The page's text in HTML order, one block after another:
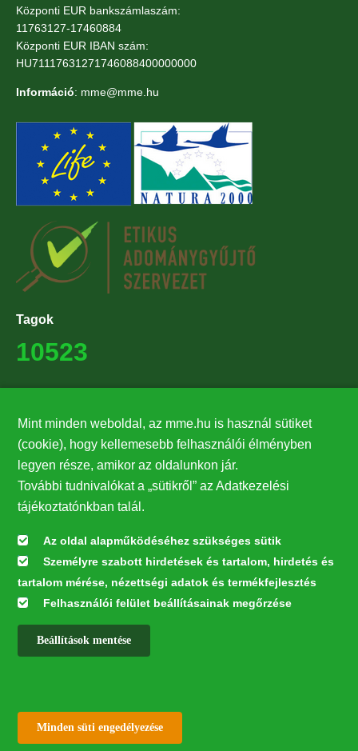
Központi EUR bankszámlaszám:
11763127-17460884
Központi EUR IBAN szám:
HU71117631271746088400000000
Információ: mme@mme.hu
Tagok
10523
27224
Hírlevél feliratkozás
Értesüljön elsőként legfrissebb híreinkről, eseményeinkről!
Feliratkozás
Mint minden weboldal, az mme.hu is használ sütiket
(cookie), hogy kellemesebb felhasználói élményben
legyen része, amikor az oldalunkon jár.
További tudnivalókat a „sütikről” az Adatkezelési
tájékoztatónkban talál.
Az oldal alapműködéséhez szükséges sütik
Személyre szabott hirdetések és tartalom, hirdetés és
tartalom mérése, nézettségi adatok és termékfejlesztés
Felhasználói felület beállításainak megőrzése
Beállítások mentése
Minden süti engedélyezése